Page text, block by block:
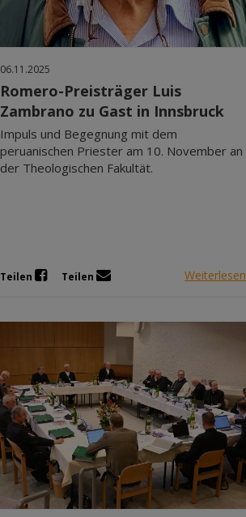
06.11.2025
Romero-Preisträger Luis
Zambrano zu Gast in Innsbruck
Impuls und Begegnung mit dem
peruanischen Priester am 10. November an
der Theologischen Fakultät.
Teilen Teilen Weiterlesen